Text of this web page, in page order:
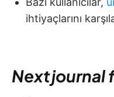
ihtiyaçlarını
Nextjournal